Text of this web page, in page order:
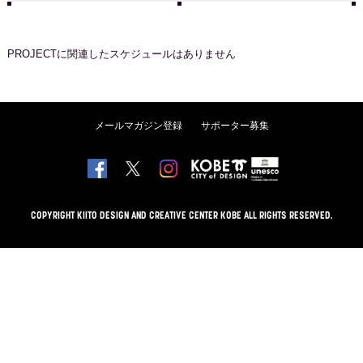
PROJECTに関連したスケジュールはありません
メールマガジン登録 サポーター募集
COPYRIGHT KIITO DESIGN AND CREATIVE CENTER KOBE ALL RIGHTS RESERVED.